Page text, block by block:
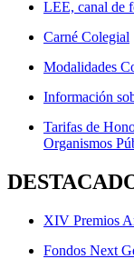
LEE, canal de
Carné Colegial
Modalidades
Información
Tarifas de
Organismos
XIV Premios
Fondos Next